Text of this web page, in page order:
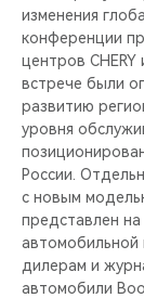
НОВИНКИ
CHERY REMOTE
CHERY И СПОРТ
НАШИ
ВИДЕООБЗОРЫ
изменения
конференции
центров
встрече были
развитию
уровня
России.
с новым
представлен
автомобильной
дилерам и
автомобили